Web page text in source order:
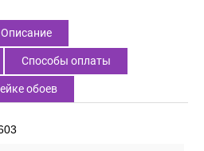
Описание
Способы оплаты
обоев